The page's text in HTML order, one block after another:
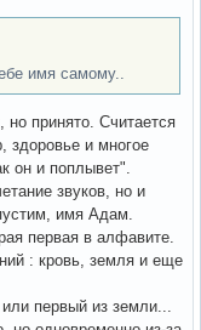
имя самому..
но принято. Считается
здоровье и многое
он и поплывет".
звуков, но и
имя Адам.
первая в алфавите.
: кровь, земля и еще
первый из земли...